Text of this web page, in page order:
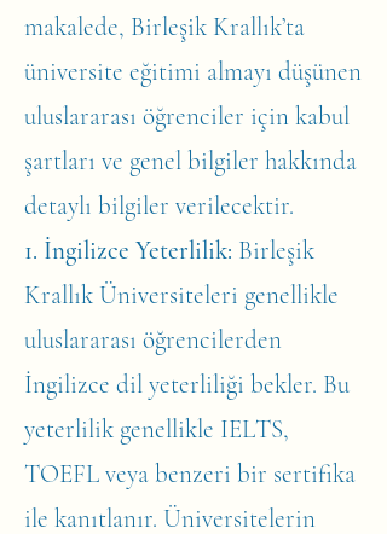
makalede, Birleşik Krallık’ta
üniversite eğitimi almayı düşünen
uluslararası öğrenciler için kabul
şartları ve genel bilgiler hakkında
detaylı bilgiler verilecektir.
1. İngilizce Yeterlilik: Birleşik
Krallık Üniversiteleri genellikle
uluslararası öğrencilerden
İngilizce dil yeterliliği bekler. Bu
yeterlilik genellikle IELTS,
TOEFL veya benzeri bir sertifika
ile kanıtlanır. Üniversitelerin